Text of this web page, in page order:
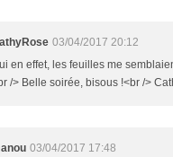
03/04/2017 20:12
en effet, les feuilles me
/> Belle soirée, bisous !<br />
03/04/2017 17:48